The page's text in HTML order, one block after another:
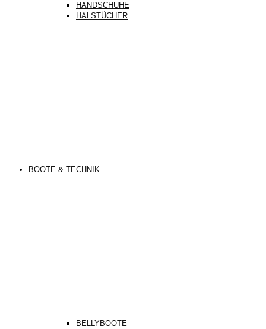
HANDSCHUHE
HALSTÜCHER
BOOTE & TECHNIK
BELLYBOOTE